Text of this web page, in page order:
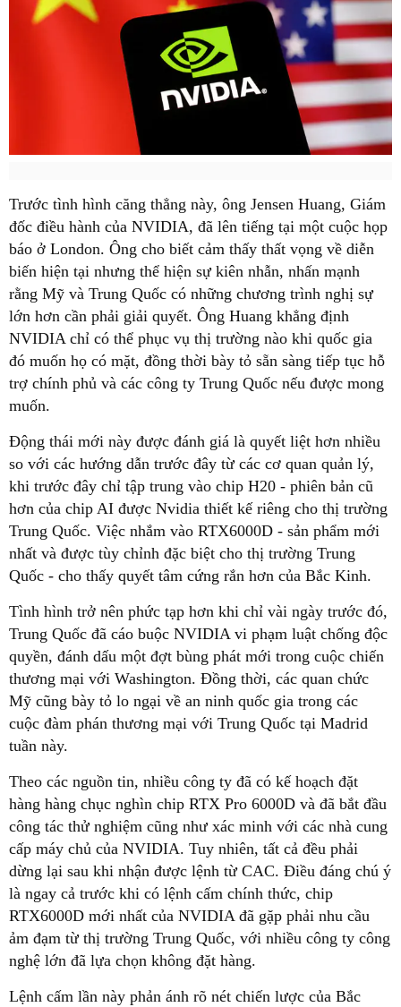
Trước tình hình căng thẳng này, ông Jensen Huang, Giám
đốc điều hành của NVIDIA, đã lên tiếng tại một cuộc họp
báo ở London. Ông cho biết cảm thấy thất vọng về diễn
biến hiện tại nhưng thể hiện sự kiên nhẫn, nhấn mạnh
rằng Mỹ và Trung Quốc có những chương trình nghị sự
lớn hơn cần phải giải quyết. Ông Huang khẳng định
NVIDIA chỉ có thể phục vụ thị trường nào khi quốc gia
đó muốn họ có mặt, đồng thời bày tỏ sẵn sàng tiếp tục hỗ
trợ chính phủ và các công ty Trung Quốc nếu được mong
muốn.
Động thái mới này được đánh giá là quyết liệt hơn nhiều
so với các hướng dẫn trước đây từ các cơ quan quản lý,
khi trước đây chỉ tập trung vào chip H20 - phiên bản cũ
hơn của chip AI được Nvidia thiết kế riêng cho thị trường
Trung Quốc. Việc nhắm vào RTX6000D - sản phẩm mới
nhất và được tùy chỉnh đặc biệt cho thị trường Trung
Quốc - cho thấy quyết tâm cứng rắn hơn của Bắc Kinh.
Tình hình trở nên phức tạp hơn khi chỉ vài ngày trước đó,
Trung Quốc đã cáo buộc NVIDIA vi phạm luật chống độc
quyền, đánh dấu một đợt bùng phát mới trong cuộc chiến
thương mại với Washington. Đồng thời, các quan chức
Mỹ cũng bày tỏ lo ngại về an ninh quốc gia trong các
cuộc đàm phán thương mại với Trung Quốc tại Madrid
tuần này.
Theo các nguồn tin, nhiều công ty đã có kế hoạch đặt
hàng hàng chục nghìn chip RTX Pro 6000D và đã bắt đầu
công tác thử nghiệm cũng như xác minh với các nhà cung
cấp máy chủ của NVIDIA. Tuy nhiên, tất cả đều phải
dừng lại sau khi nhận được lệnh từ CAC. Điều đáng chú ý
là ngay cả trước khi có lệnh cấm chính thức, chip
RTX6000D mới nhất của NVIDIA đã gặp phải nhu cầu
ảm đạm từ thị trường Trung Quốc, với nhiều công ty công
nghệ lớn đã lựa chọn không đặt hàng.
Lệnh cấm lần này phản ánh rõ nét chiến lược của Bắc